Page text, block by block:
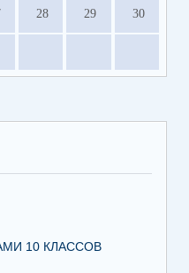
28 29 30
10 КЛАССОВ